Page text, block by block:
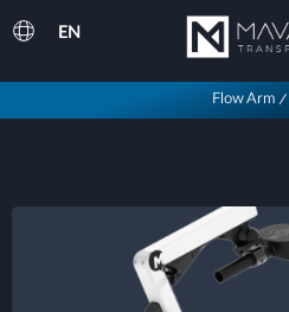
EN
/
Flow Arm